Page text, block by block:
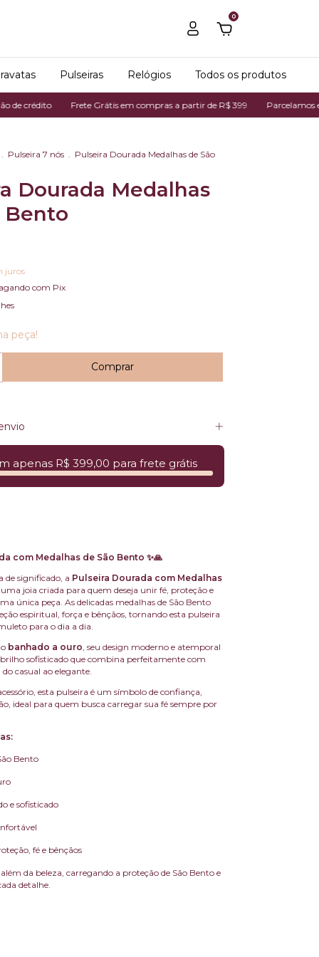
0
Pulseiras Relógios Todos os produtos
Frete Grátis em compras a partir de R$ 399 Parcelamos em até
. Pulseira 7 nós . Pulseira Dourada Medalhas de São
Dourada Medalhas
Bento
juros
com Pix
peça!
apenas R$ 399,00 para frete grátis
com Medalhas de São Bento ✨🙏
de significado, a Pulseira Dourada com Medalhas
joia criada para quem deseja unir fé, proteção e
única peça. As delicadas medalhas de São Bento
espiritual, força e bênçãos, tornando esta pulseira
para o dia a dia.
banhado a ouro , seu design moderno e atemporal
sofisticado que combina perfeitamente com
casual ao elegante.
esta pulseira é um símbolo de confiança,
ideal para quem busca carregar sua fé sempre por
Bento
e sofisticado
fé e bênçãos
da beleza, carregando a proteção de São Bento e
detalhe.